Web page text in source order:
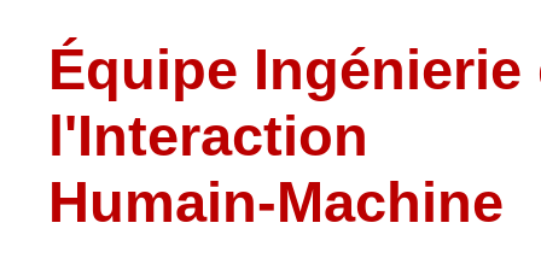
Équipe Ingénierie
l'Interaction
Humain-Machine